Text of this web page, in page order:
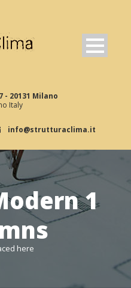
- 20131 Milano
Italy
info@strutturaclima.it
1
here